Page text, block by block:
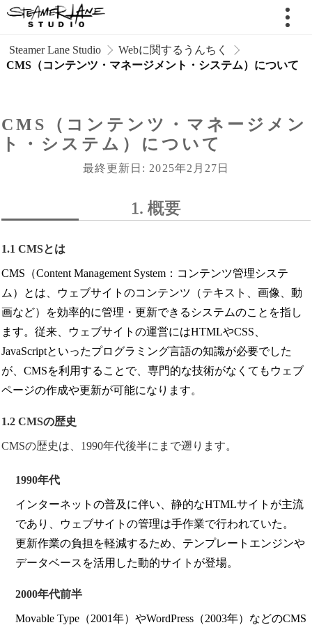
Steamer Lane Studio
Webに関するうんちく
CMS（コンテンツ・マネージメント・システム）について
CMS（コンテンツ・マネージメン
ト・システム）について
最終更新日: 2025年2月27日
1. 概要
1.1 CMSとは
CMS（Content Management System：コンテンツ管理システ
ム）とは、ウェブサイトのコンテンツ（テキスト、画像、動
画など）を効率的に管理・更新できるシステムのことを指し
ます。従来、ウェブサイトの運営にはHTMLやCSS、
JavaScriptといったプログラミング言語の知識が必要でした
が、CMSを利用することで、専門的な技術がなくてもウェブ
ページの作成や更新が可能になります。
1.2 CMSの歴史
CMSの歴史は、1990年代後半にまで遡ります。
1990年代
インターネットの普及に伴い、静的なHTMLサイトが主流
であり、ウェブサイトの管理は手作業で行われていた。
更新作業の負担を軽減するため、テンプレートエンジンや
データベースを活用した動的サイトが登場。
2000年代前半
Movable Type（2001年）やWordPress（2003年）などのCMS